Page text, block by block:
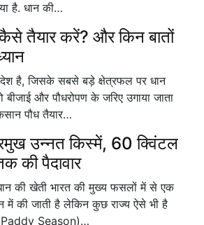
है. धान की…
कैसे तैयार करें? और किन बातों
देश है, जिसके सबसे बड़े क्षेत्रफल पर धान
बीजाई और पौधरोपण के जरिए उगाया जाता
पौध तैयार…
उन्नत किस्में, 60 क्विंटल
की पैदावार
की खेती भारत की मुख्य फसलों में से एक
में की जाती है लेकिन कुछ राज्य ऐसे भी है
Season)…